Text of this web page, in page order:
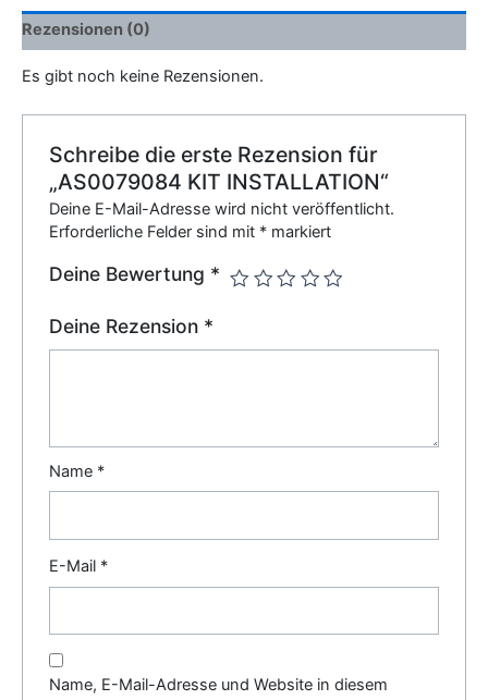
Rezensionen (0)
Es gibt noch keine Rezensionen.
Schreibe die erste Rezension für
„AS0079084 KIT INSTALLATION“
Deine E-Mail-Adresse wird nicht veröffentlicht.
Erforderliche Felder sind mit * markiert
Deine Bewertung *
Deine Rezension *
Name *
E-Mail *
Name, E-Mail-Adresse und Website in diesem